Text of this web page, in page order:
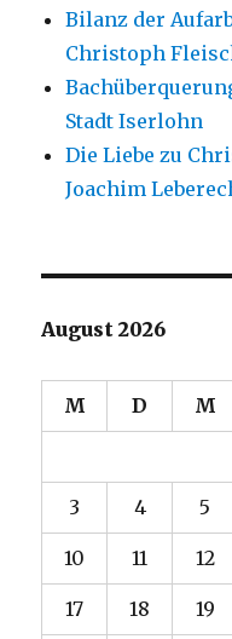
Bilanz der
Christoph
Stadt Iserlohn
Die Liebe zu
Joachim
August 2026
M D M
3 4 5
10 11 12
17 18 19